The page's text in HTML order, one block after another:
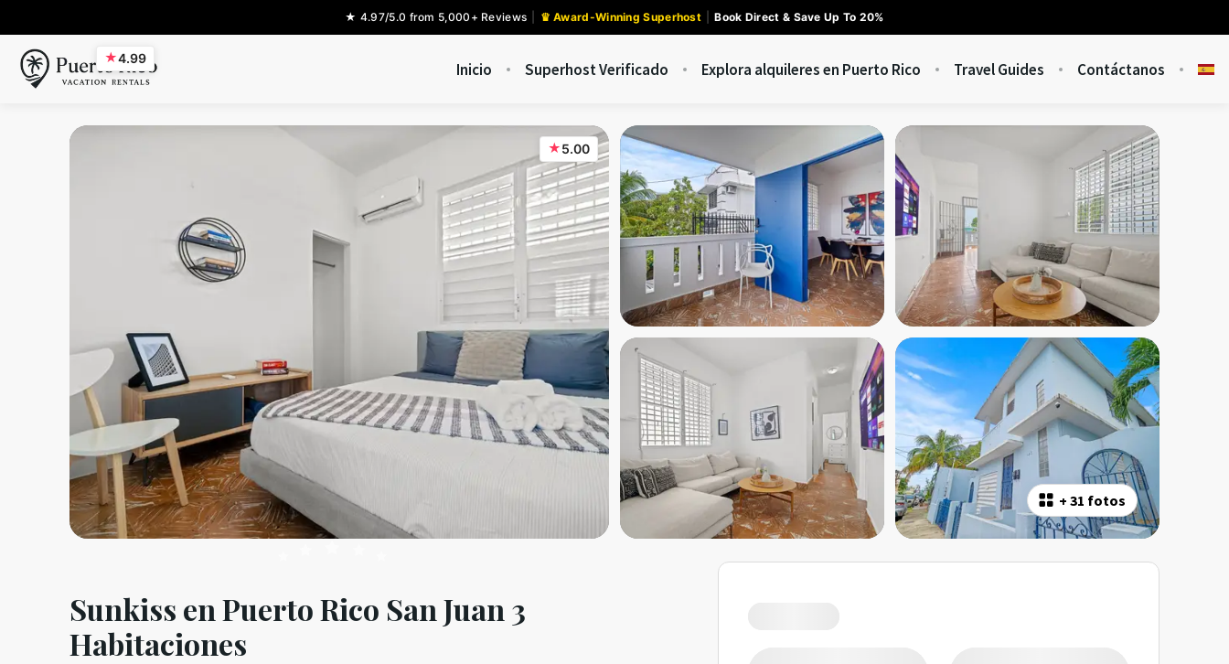
★ 4.97/5.0 from 5,000+ Reviews ♛ Award-Winning Superhost Book Direct & Save Up To 20%
★4.99
Inicio Superhost Verificado Explora alquileres en Puerto Rico Travel Guides Contáctanos
+ 31 fotos
★5.00
Sunkiss en Puerto Rico San Juan 3
Habitaciones